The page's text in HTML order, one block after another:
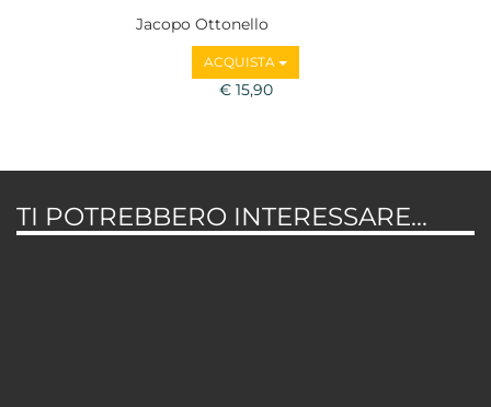
Jacopo Ottonello
ACQUISTA
€ 15,90
TI POTREBBERO INTERESSARE...